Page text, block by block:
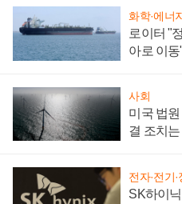
화학·에너
로이터 "
아로 이
사회
미국 법
결 조치
전자·전기
SK하이